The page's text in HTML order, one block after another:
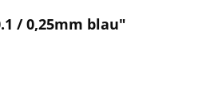
/ 0,25mm blau"